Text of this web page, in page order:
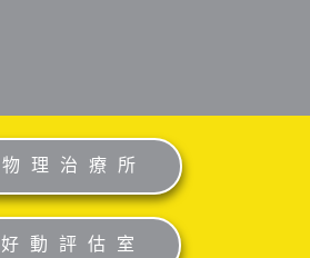
物理治療所
好動評估室